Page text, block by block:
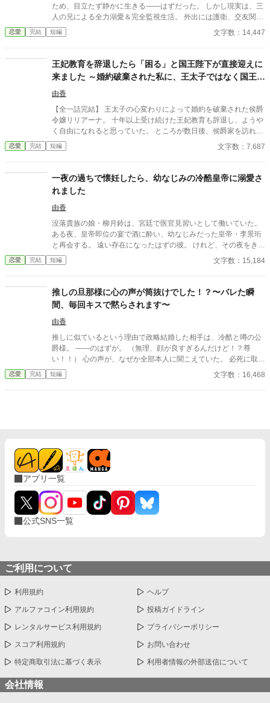
ため、目立たず静かに生きる――はずだった。 しかし現実は、三
人の兄による全力溺愛＆完全監視生活。 外出には護衛、交友関係
は管理制、笑顔すら規制対象！？ さらに兄の親友である最強騎
士・カインが護衛として加わり、 静かで誠実な優しさに、次第に
想いの先で待っていたのは、 断罪も修羅場もない、安心で騒がし
い未来だった――。
恋愛 完結 短編 文字数：14,447
王妃教育を辞退したら「困る」と国王陛下が直接迎えに
来ました ～婚約破棄された私に、王太子ではなく国王陛
下が求婚してきます〜
由香
【全一話完結】 王太子の心変わりによって婚約を破棄された侯爵
令嬢リリアーナ。 十年以上受け続けた王妃教育も辞退し、ようや
く自由になれると思っていた。 ところが数日後、侯爵家を訪れた
のは国王陛下本人。 「王妃教育を辞退されると困る。私の妃にな
ってほしい」 努力を踏みにじった王太子はすべてを失い、選ばれ
れながら、世界一幸せな王妃になるまでの逆転ラブストーリー。
恋愛 完結 短編 文字数：7,687
一夜の過ちで懐妊したら、幼なじみの冷酷皇帝に溺愛さ
れました
由香
没落貴族の娘・柳月鈴は、宮廷で医官見習いとして働いていた。
ある夜、皇帝即位の宴で酒に酔い、幼なじみだった皇帝・李景珩
と再会する。 遠い存在になったはずの彼。 けれど、その夜をきっ
かけに月鈴の運命は大きく動き出す。 冷酷と恐れられる皇帝が、
なぜか彼女だけには甘すぎて――。
恋愛 完結 短編 文字数：15,184
推しの旦那様に心の声が筒抜けでした！？〜バレた瞬
間、毎回キスで黙らされます〜
由香
推しに似ているという理由で政略結婚した相手は、冷酷と噂の公
爵様。 ――のはずが。 （無理、顔が良すぎるんだけど！？尊
い！！） 心の声が、なぜか全部本人に聞こえていた。 必死に取り
繕うも時すでに遅し。 暴走する脳内実況を止めるたび、旦那様は
なぜか――キスしてくる。 「黙らせるのにちょうどいい」 いや全
恋愛 完結 短編 文字数：16,468
アプリ一覧
公式SNS一覧
ご利用について
利用規約 ヘルプ
アルファコイン利用規約 投稿ガイドライン
レンタルサービス利用規約 プライバシーポリシー
スコア利用規約 お問い合わせ
特定商取引法に基づく表示 利用者情報の外部送信について
会社情報